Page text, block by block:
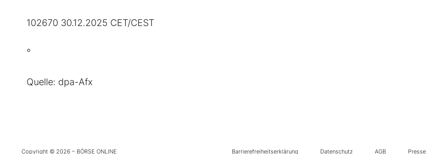
102670 30.12.2025 CET/CEST
°
Quelle: dpa-Afx
Copyright © 2026 – BÖRSE ONLINE Barrierefreiheitserklärung Datenschutz AGB Presse